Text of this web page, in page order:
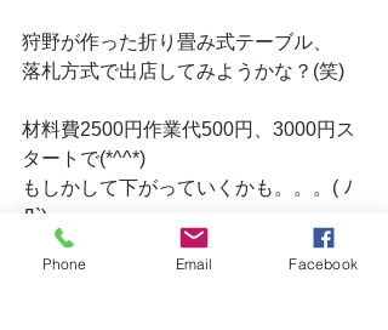
狩野が作った折り畳み式テーブル、
落札方式で出店してみようかな？(笑)
材料費2500円作業代500円、3000円ス
タートで(*^^*)
もしかして下がっていくかも。。。( ﾉ
Д`)
Phone Email Facebook